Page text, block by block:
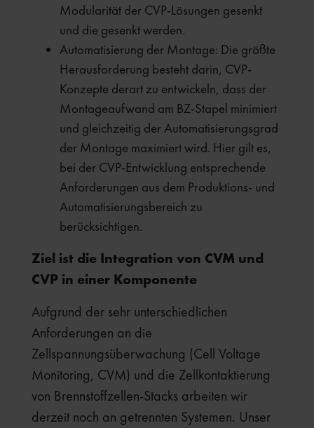
Modularität der CVP-Lösungen gesenkt
und die gesenkt werden.
Automatisierung der Montage: Die größte
Herausforderung besteht darin, CVP-
Konzepte derart zu entwickeln, dass der
Montageaufwand am BZ-Stapel minimiert
und gleichzeitig der Automatisierungsgrad
der Montage maximiert wird. Hier gilt es,
bei der CVP-Entwicklung entsprechende
Anforderungen aus dem Produktions- und
Automatisierungsbereich zu
berücksichtigen.
Ziel ist die Integration von CVM und
CVP in einer Komponente
Aufgrund der sehr unterschiedlichen
Anforderungen an die
Zellspannungsüberwachung (Cell Voltage
Monitoring, CVM) und die Zellkontaktierung
von Brennstoffzellen-Stacks arbeiten wir
derzeit noch an getrennten Systemen. Unser